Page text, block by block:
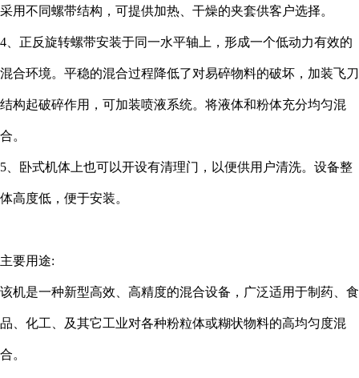
采用不同螺带结构，可提供加热、干燥的夹套供客户选择。
4、正反旋转螺带安装于同一水平轴上，形成一个低动力有效的
混合环境。平稳的混合过程降低了对易碎物料的破坏，加装飞刀
结构起破碎作用，可加装喷液系统。将液体和粉体充分均匀混
合。
5、卧式机体上也可以开设有清理门，以便供用户清洗。设备整
体高度低，便于安装。
主要用途:
该机是一种新型高效、高精度的混合设备，广泛适用于制药、食
品、化工、及其它工业对各种粉粒体或糊状物料的高均匀度混
合。